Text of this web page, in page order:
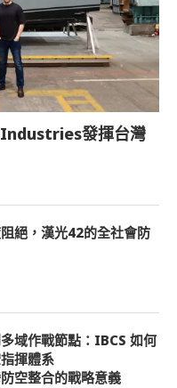
Industries發揮台灣
絕，漢光42的全社會防
域作戰節點：IBCS 如何
揮體系
空整合的戰略意義